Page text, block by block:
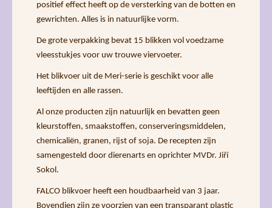
positief effect heeft op de versterking van de botten en
gewrichten. Alles is in natuurlijke vorm.
De grote verpakking bevat 15 blikken vol voedzame
vleesstukjes voor uw trouwe viervoeter.
Het blikvoer uit de Meri-serie is geschikt voor alle
leeftijden en alle rassen.
Al onze producten zijn natuurlijk en bevatten geen
kleurstoffen, smaakstoffen, conserveringsmiddelen,
chemicaliën, granen, rijst of soja. De recepten zijn
samengesteld door dierenarts en oprichter MVDr. Jiří
Sokol.
FALCO blikvoer heeft een houdbaarheid van 3 jaar.
Bovendien zijn ze voorzien van een transparant plastic